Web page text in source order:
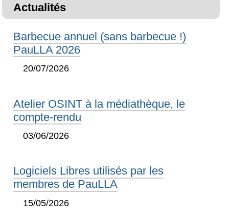
Actualités
Barbecue annuel (sans barbecue !)
PauLLA 2026
20/07/2026
Atelier OSINT à la médiathèque, le
compte-rendu
03/06/2026
Logiciels Libres utilisés par les
membres de PauLLA
15/05/2026